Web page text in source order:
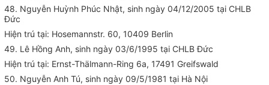
48. Nguyễn Huỳnh Phúc Nhật, sinh ngày 04/12/2005 tại CHLB
Đức
Hiện trú tại: Hosemannstr. 60, 10409 Berlin
49. Lê Hồng Anh, sinh ngày 03/6/1995 tại CHLB Đức
Hiện trú tại: Ernst-Thälmann-Ring 6a, 17491 Greifswald
50. Nguyễn Anh Tú, sinh ngày 09/5/1981 tại Hà Nội